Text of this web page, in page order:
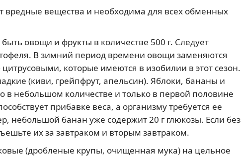
вредные вещества и необходима для всех обменных
овощи и фрукты в количестве 500 г. Следует
В зимний период времени овощи заменяются
которые имеются в изобилии в этот сезон.
(киви, грейпфрут, апельсин). Яблоки, бананы и
в небольшом количестве и только в первой половине
прибавке веса, а организму требуется ее
небольшой банан уже содержит 20 г глюкозы. Если без
их за завтраком и вторым завтраком.
(дробленые крупы, очищенная мука) на цельное